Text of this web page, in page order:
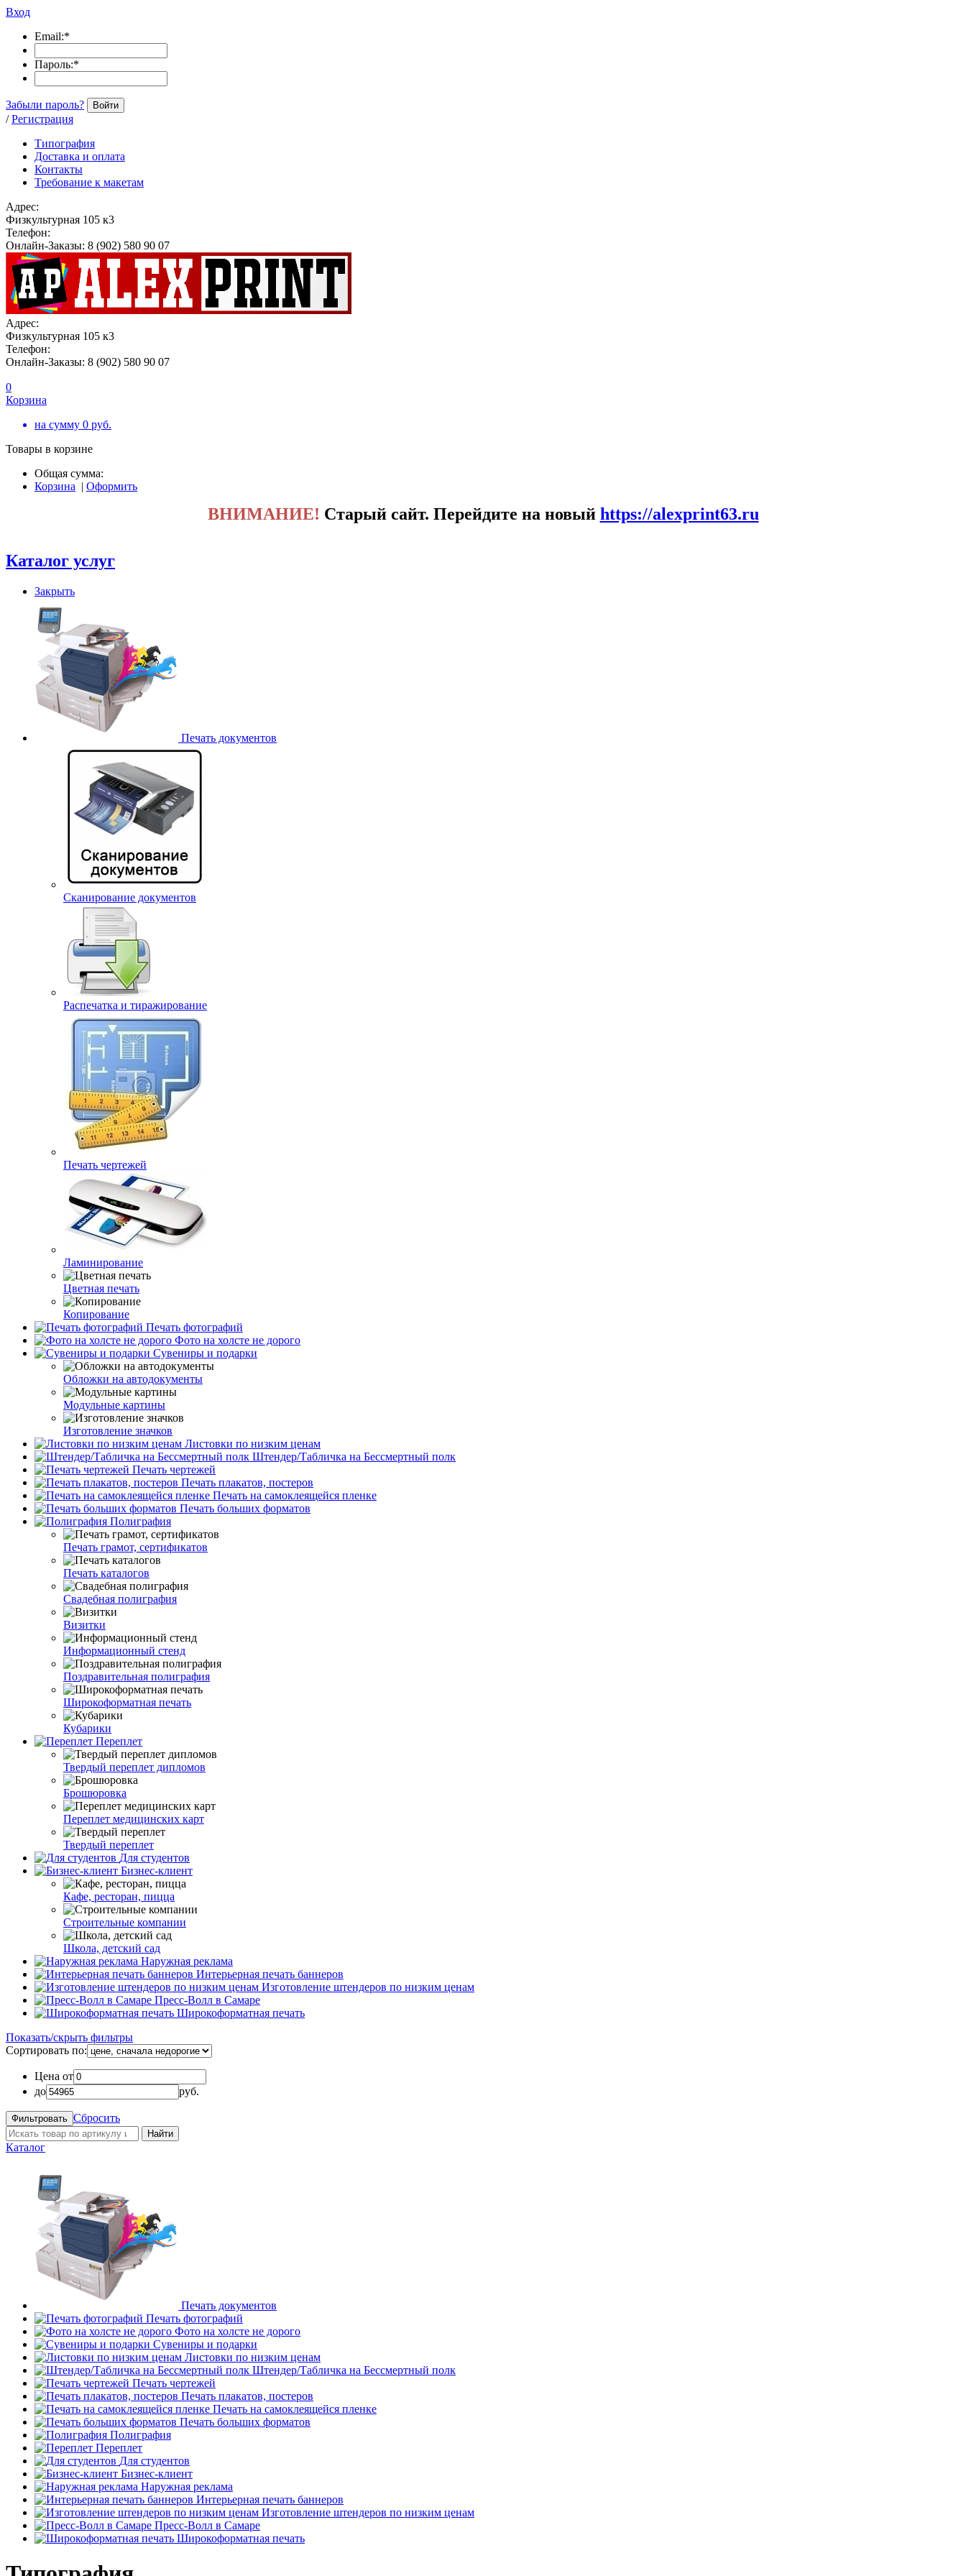
Вход
Email:*
Пароль:*
Забыли пароль? Войти
/ Регистрация
Типография
Доставка и оплата
Контакты
Требование к макетам
Адрес:
Физкультурная 105 к3
Телефон:
Онлайн-Заказы: 8 (902) 580 90 07
Адрес:
Физкультурная 105 к3
Телефон:
Онлайн-Заказы: 8 (902) 580 90 07
0
Корзина
на сумму 0 руб.
Товары в корзине
Общая сумма:
Корзина | Оформить
ВНИМАНИЕ! Старый сайт. Перейдите на новый https://alexprint63.ru
Каталог услуг
Закрыть
Печать документов
Сканирование документов
Распечатка и тиражирование
Печать чертежей
Ламинирование
Цветная печать
Копирование
Печать фотографий
Фото на холсте не дорого
Сувениры и подарки
Обложки на автодокументы
Модульные картины
Изготовление значков
Листовки по низким ценам
Штендер/Табличка на Бессмертный полк
Печать чертежей
Печать плакатов, постеров
Печать на самоклеящейся пленке
Печать больших форматов
Полиграфия
Печать грамот, сертификатов
Печать каталогов
Свадебная полиграфия
Визитки
Информационный стенд
Поздравительная полиграфия
Широкоформатная печать
Кубарики
Переплет
Твердый переплет дипломов
Брошюровка
Переплет медицинских карт
Твердый переплет
Для студентов
Бизнес-клиент
Кафе, ресторан, пицца
Строительные компании
Школа, детский сад
Наружная реклама
Интерьерная печать баннеров
Изготовление штендеров по низким ценам
Пресс-Волл в Самаре
Широкоформатная печать
Показать/скрыть фильтры
Сортировать по:
Цена от
до
руб.
Сбросить
Найти
Каталог
Печать документов
Печать фотографий
Фото на холсте не дорого
Сувениры и подарки
Листовки по низким ценам
Штендер/Табличка на Бессмертный полк
Печать чертежей
Печать плакатов, постеров
Печать на самоклеящейся пленке
Печать больших форматов
Полиграфия
Переплет
Для студентов
Бизнес-клиент
Наружная реклама
Интерьерная печать баннеров
Изготовление штендеров по низким ценам
Пресс-Волл в Самаре
Широкоформатная печать